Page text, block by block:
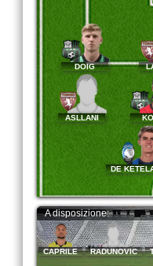
DOIG
ASLLANI
DE
A disposizione:
CAPRILE RADUNOVIC